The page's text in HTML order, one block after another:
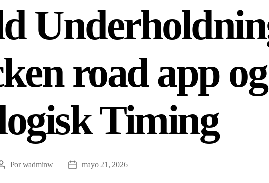
road app og
Timing
Porwadminw mayo 21, 2026